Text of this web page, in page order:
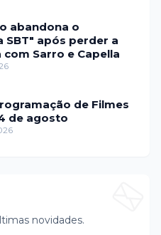
abandona o
SBT" após perder a
com Sarro e Capella
de Filmes
de agosto
novidades.